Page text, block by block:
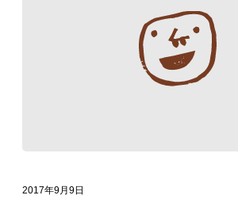
2017年9月9日